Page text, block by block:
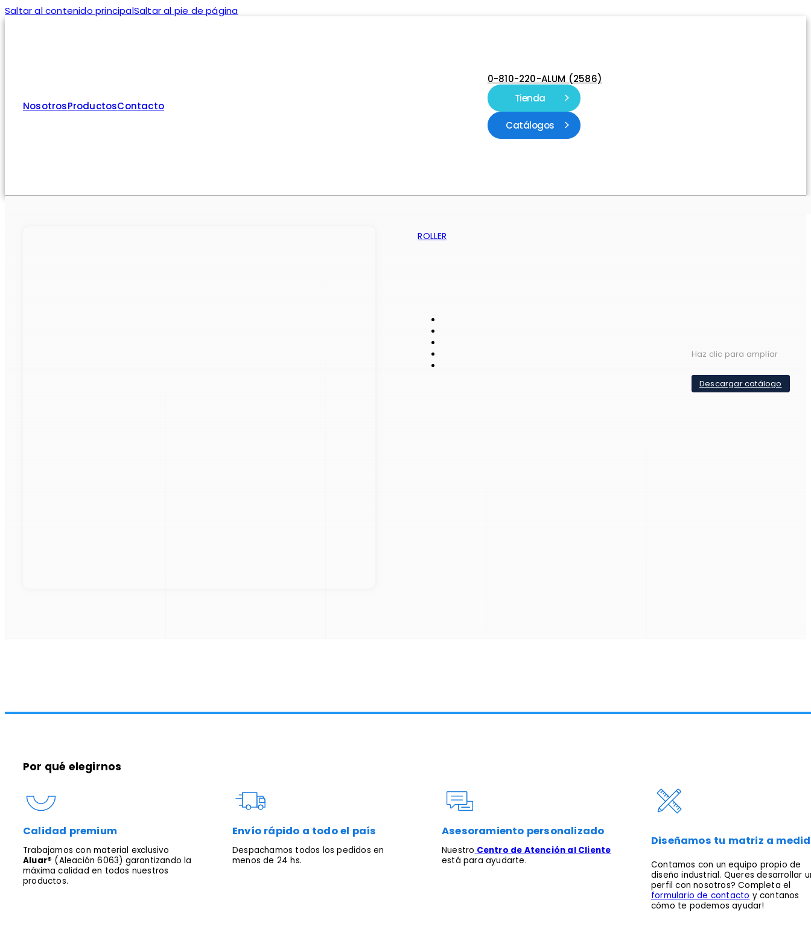
Saltar al contenido principalSaltar al pie de página
NosotrosProductosContacto
0-810-220-ALUM (2586)
Tienda
Catálogos
ROLLER
Haz clic para ampliar
Descargar catálogo
Por qué elegirnos
Calidad premium
Trabajamos con material exclusivo
Aluar® (Aleación 6063) garantizando la
máxima calidad en todos nuestros
productos.
Envío rápido a todo el país
Despachamos todos los pedidos en
menos de 24 hs.
Asesoramiento personalizado
Nuestro Centro de Atención al Cliente
está para ayudarte.
Diseñamos tu matriz a
Contamos con un equipo propio de
diseño industrial. Queres desarrollar
perfil con nosotros? Completa el
formulario de contacto y contanos
cómo te podemos ayudar!